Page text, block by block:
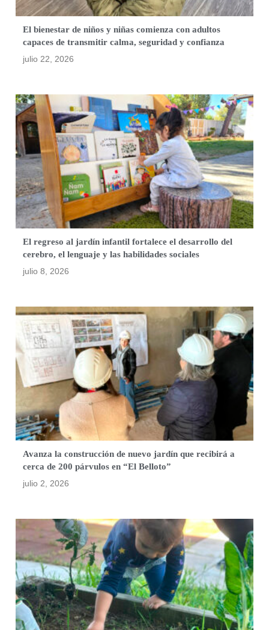
El bienestar de niños y niñas comienza con adultos
capaces de transmitir calma, seguridad y confianza
julio 22, 2026
El regreso al jardín infantil fortalece el desarrollo del
cerebro, el lenguaje y las habilidades sociales
julio 8, 2026
Avanza la construcción de nuevo jardín que recibirá a
cerca de 200 párvulos en “El Belloto”
julio 2, 2026